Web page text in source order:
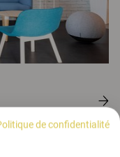
de confidentialité